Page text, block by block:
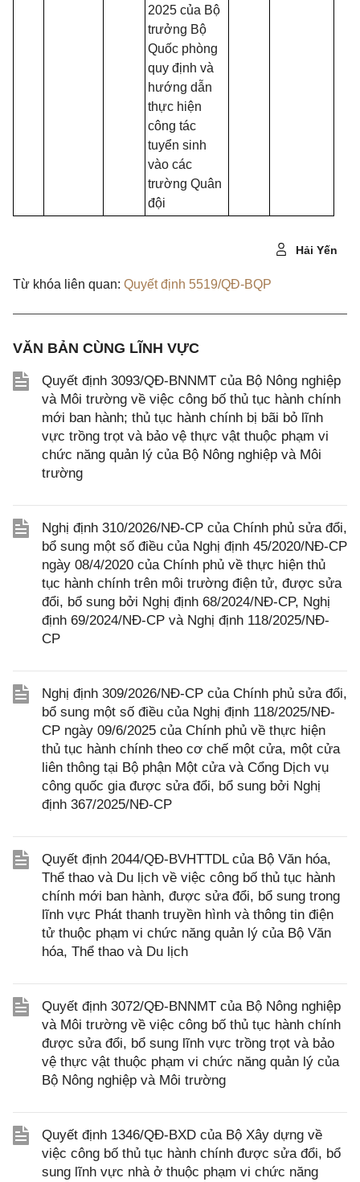
2025 của Bộ
trưởng Bộ
Quốc phòng
quy định và
hướng dẫn
thực hiện
công tác
tuyển sinh
vào các
trường Quân
đội
Hải Yến
Từ khóa liên quan: Quyết định 5519/QĐ-BQP
VĂN BẢN CÙNG LĨNH VỰC
Quyết định 3093/QĐ-BNNMT của Bộ Nông nghiệp
và Môi trường về việc công bố thủ tục hành chính
mới ban hành; thủ tục hành chính bị bãi bỏ lĩnh
vực trồng trọt và bảo vệ thực vật thuộc phạm vi
chức năng quản lý của Bộ Nông nghiệp và Môi
trường
Nghị định 310/2026/NĐ-CP của Chính phủ sửa đổi,
bổ sung một số điều của Nghị định 45/2020/NĐ-CP
ngày 08/4/2020 của Chính phủ về thực hiện thủ
tục hành chính trên môi trường điện tử, được sửa
đổi, bổ sung bởi Nghị định 68/2024/NĐ-CP, Nghị
định 69/2024/NĐ-CP và Nghị định 118/2025/NĐ-
CP
Nghị định 309/2026/NĐ-CP của Chính phủ sửa đổi,
bổ sung một số điều của Nghị định 118/2025/NĐ-
CP ngày 09/6/2025 của Chính phủ về thực hiện
thủ tục hành chính theo cơ chế một cửa, một cửa
liên thông tại Bộ phận Một cửa và Cổng Dịch vụ
công quốc gia được sửa đổi, bổ sung bởi Nghị
định 367/2025/NĐ-CP
Quyết định 2044/QĐ-BVHTTDL của Bộ Văn hóa,
Thể thao và Du lịch về việc công bố thủ tục hành
chính mới ban hành, được sửa đổi, bổ sung trong
lĩnh vực Phát thanh truyền hình và thông tin điện
tử thuộc phạm vi chức năng quản lý của Bộ Văn
hóa, Thể thao và Du lịch
Quyết định 3072/QĐ-BNNMT của Bộ Nông nghiệp
và Môi trường về việc công bố thủ tục hành chính
được sửa đổi, bổ sung lĩnh vực trồng trọt và bảo
vệ thực vật thuộc phạm vi chức năng quản lý của
Bộ Nông nghiệp và Môi trường
Quyết định 1346/QĐ-BXD của Bộ Xây dựng về
việc công bố thủ tục hành chính được sửa đổi, bổ
sung lĩnh vực nhà ở thuộc phạm vi chức năng